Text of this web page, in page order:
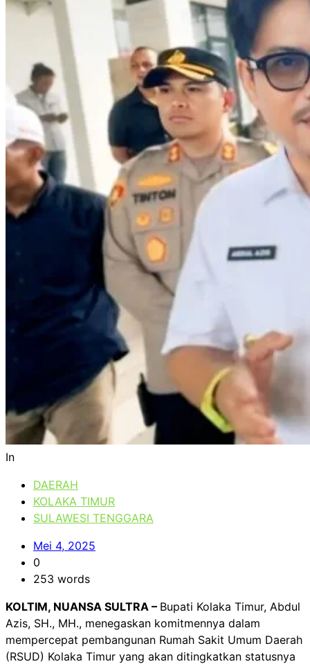
In
DAERAH
KOLAKA TIMUR
SULAWESI TENGGARA
Mei 4, 2025
0
253 words
KOLTIM, NUANSA SULTRA – Bupati Kolaka Timur, Abdul
Azis, SH., MH., menegaskan komitmennya dalam
mempercepat pembangunan Rumah Sakit Umum Daerah
(RSUD) Kolaka Timur yang akan ditingkatkan statusnya